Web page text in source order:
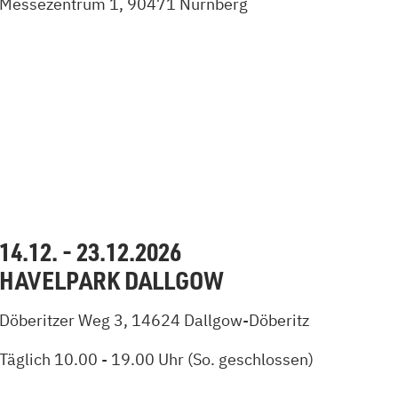
- 23.12.2026
DALLGOW
Weg 3, 14624 Dallgow-Döberitz
10.00 - 19.00 Uhr (So. geschlossen)